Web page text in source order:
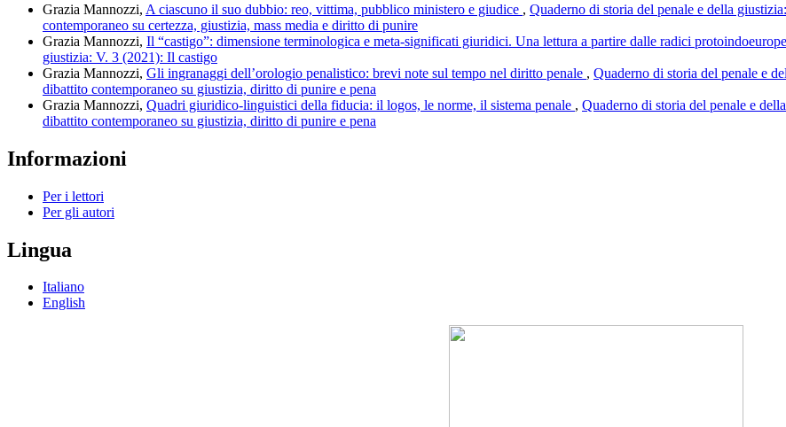
Grazia Mannozzi, A ciascuno il suo dubbio: reo, vittima, pubblico ministero e giudice , Quaderno di storia del penale e della
contemporaneo su certezza, giustizia, mass media e diritto di punire
Grazia Mannozzi, Il “castigo”: dimensione terminologica e meta-significati giuridici. Una lettura a partire dalle radici
giustizia: V. 3 (2021): Il castigo
Grazia Mannozzi, Gli ingranaggi dell’orologio penalistico: brevi note sul tempo nel diritto penale , Quaderno di storia del penale e
dibattito contemporaneo su giustizia, diritto di punire e pena
Grazia Mannozzi, Quadri giuridico-linguistici della fiducia: il logos, le norme, il sistema penale , Quaderno di storia del penale e
dibattito contemporaneo su giustizia, diritto di punire e pena
Informazioni
Per i lettori
Per gli autori
Lingua
Italiano
English